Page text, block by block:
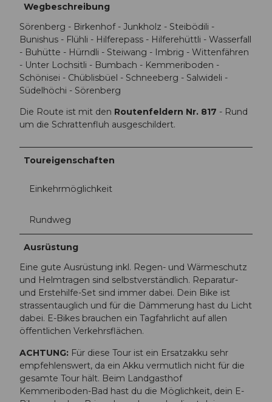
Wegbeschreibung
Sörenberg - Birkenhof - Junkholz - Steibödili -
Bunishus - Flühli - Hilferepass - Hilferehüttli - Wasserfall
- Buhütte - Hürndli - Steiwang - Imbrig - Wittenfähren
- Unter Lochsitli - Bumbach - Kemmeriboden -
Schönisei - Chüblisbüel - Schneeberg - Salwideli -
Südelhöchi - Sörenberg
Die Route ist mit den Routenfeldern Nr. 817 - Rund
um die Schrattenfluh ausgeschildert.
Toureigenschaften
Einkehrmöglichkeit
Rundweg
Ausrüstung
Eine gute Ausrüstung inkl. Regen- und Wärmeschutz
und Helmtragen sind selbstverständlich. Reparatur-
und Erstehilfe-Set sind immer dabei. Dein Bike ist
strassentauglich und für die Dämmerung hast du Licht
dabei. E-Bikes brauchen ein Tagfahrlicht auf allen
öffentlichen Verkehrsflächen.
ACHTUNG: Für diese Tour ist ein Ersatzakku sehr
empfehlenswert, da ein Akku vermutlich nicht für die
gesamte Tour hält. Beim Landgasthof
Kemmeriboden-Bad hast du die Möglichkeit, dein E-